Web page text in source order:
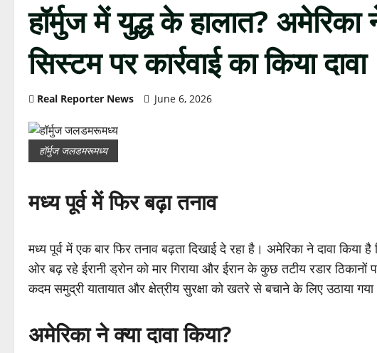
हॉर्मुज में युद्ध के हालात?
सिस्टम पर कार्रवाई का किया दावा
Real Reporter News June 6, 2026
हॉर्मुज जलडमरूमध्य
मध्य पूर्व में फिर बढ़ा तनाव
मध्य पूर्व में एक बार फिर तनाव बढ़ता दिखाई दे रहा है। अमेरिका ने दावा
ओर बढ़ रहे ईरानी ड्रोन को मार गिराया और ईरान के कुछ तटीय रडार
कदम समुद्री यातायात और क्षेत्रीय सुरक्षा को खतरे से बचाने के लिए उठाया
अमेरिका ने क्या दावा किया?